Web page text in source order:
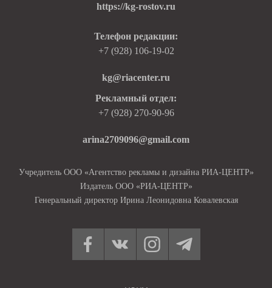
https://kg-rostov.ru
Телефон редакции:
+7 (928) 106-19-02
kg@riacenter.ru
Рекламный отдел:
+7 (928) 270-90-96
arina2709096@gmail.com
Учредитель ООО «Агентство рекламы и дизайна РИА-ЦЕНТР»
Издатель ООО «РИА-ЦЕНТР»
Генеральный директор Ирина Леонидовна Ковалевская